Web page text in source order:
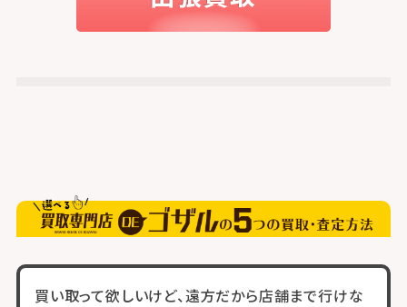
買い取って欲しいけど、遠方だから店舗まで行けな